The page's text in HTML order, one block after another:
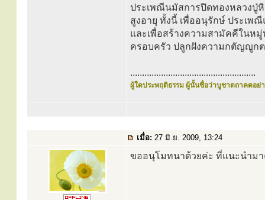
ประเพณีนมัสการปิดทองหลวงปู่
สูงอายุ ทั้งนี้ เพื่ออนุรักษ์ ประเพ
และเพื่อสร้างความสามัคคีในห
ครอบครัว ปลูกฝังความกตัญญูกต
.....................................................
ผู้ใดประพฤติธรรม ผู้นั้นชื่อว่าบูชาตถาคตอย่า
เมื่อ: 27 มิ.ย. 2009, 13:24
ขออนุโมทนาด้วยค่ะ ที่แนะนำม